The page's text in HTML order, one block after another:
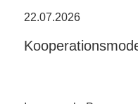
22.07.2026